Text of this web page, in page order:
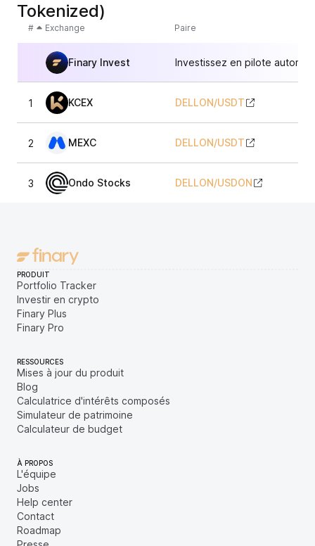
Tokenized)
# Exchange Paire
Finary Invest Investissez en pilote
1 KCEX DELLON/USDT
2 MEXC DELLON/USDT
3 Ondo Stocks DELLON/USDON
PRODUIT
Portfolio Tracker
Investir en crypto
Finary Plus
Finary Pro
RESSOURCES
Mises à jour du produit
Blog
Calculatrice d'intérêts composés
Simulateur de patrimoine
Calculateur de budget
À PROPOS
L'équipe
Jobs
Help center
Contact
Roadmap